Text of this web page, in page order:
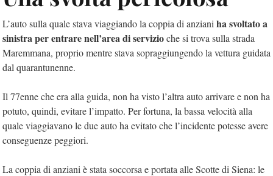
L’auto sulla quale stava viaggiando la coppia di anziani ha svoltato a
sinistra per entrare nell’area di servizioche si trova sulla strada
Maremmana, proprio mentre stava sopraggiungendo la vettura guidata
dal quarantunenne.
Il 77enne che era alla guida, non ha visto l’altra auto arrivare e non ha
potuto, quindi, evitare l’impatto. Per fortuna, la bassa velocità alla
quale viaggiavano le due auto ha evitato che l’incidente potesse avere
conseguenze peggiori.
La coppia di anziani è stata soccorsa e portata alle Scotte di Siena: le